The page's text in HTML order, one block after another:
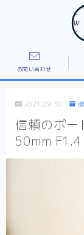
1レイアウト全
PR/施設紹介/
お問い合わせ
プライバシー
ポートフォリオ
免責事項
利用規約／特
料金/サービス
旅スタジオに
お問い合わせ
2021.09.30
信頼のポー
50mm F1.4